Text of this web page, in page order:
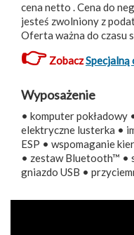
cena netto . Cena do
jesteś zwolniony z
Oferta ważna do czasu
👉Zobacz
Wyposażenie
• komputer pokładowy
elektryczne lusterka •
ESP • wspomaganie
• zestaw Bluetooth™ •
gniazdo USB •